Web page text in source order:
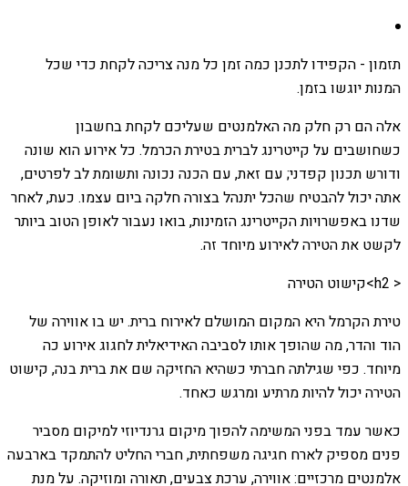
תזמון - הקפידו לתכנן כמה זמן כל מנה צריכה לקחת כדי שכל
המנות יוגשו בזמן.
אלה הם רק חלק מה האלמנטים שעליכם לקחת בחשבון
כשחושבים על קייטרינג לברית בטירת הכרמל. כל אירוע הוא שונה
ודורש תכנון קפדני; עם זאת, עם הכנה נכונה ותשומת לב לפרטים,
אתה יכול להבטיח שהכל יתנהל בצורה חלקה ביום עצמו. כעת, לאחר
שדנו באפשרויות הקייטרינג הזמינות, בואו נעבור לאופן הטוב ביותר
לקשט את הטירה לאירוע מיוחד זה.
< h2>קישוט הטירה
טירת הקרמל היא המקום המושלם לאירוח ברית. יש בו אווירה של
הוד והדר, מה שהופך אותו לסביבה האידיאלית לחגוג אירוע כה
מיוחד. כפי שגילתה חברתי כשהיא החזיקה שם את ברית בנה, קישוט
הטירה יכול להיות מרתיע ומרגש כאחד.
כאשר עמד בפני המשימה להפוך מיקום גרנדיוזי למיקום מסביר
פנים מספיק לארח חגיגה משפחתית, חברי החליט להתמקד בארבעה
אלמנטים מרכזיים: אווירה, ערכת צבעים, תאורה ומוזיקה. על מנת